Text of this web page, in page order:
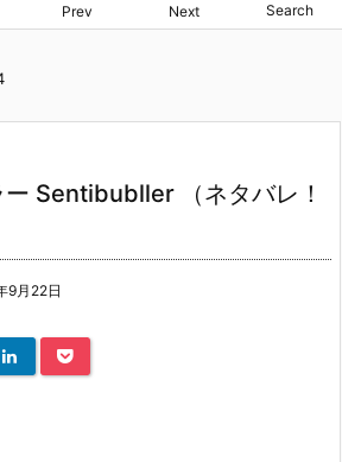
Prev Next Search
Sentibubller （ネタバレ！
9月22日